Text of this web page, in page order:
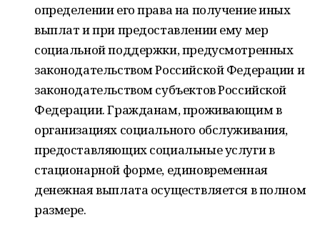
определении его права на получение иных
выплат и при предоставлении ему мер
социальной поддержки, предусмотренных
законодательством Российской Федерации и
законодательством субъектов Российской
Федерации. Гражданам, проживающим в
организациях социального обслуживания,
предоставляющих социальные услуги в
стационарной форме, единовременная
денежная выплата осуществляется в полном
размере.